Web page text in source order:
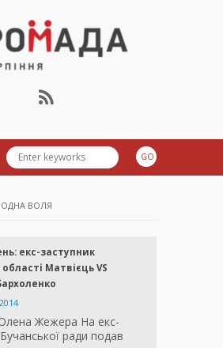
Приірпіння
ВОЛЯ
екс-заступник
Матвієць VS
Жежера На екс-
ради подав